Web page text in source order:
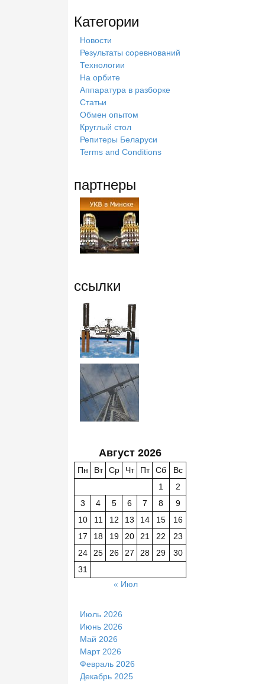
Категории
Новости
Результаты соревнований
Технологии
На орбите
Аппаратура в разборке
Статьи
Обмен опытом
Круглый стол
Репитеры Беларуси
Terms and Conditions
партнеры
ссылки
Август 2026
Пн Вт Ср Чт Пт Сб
Вс
1
2
3
4 5 6 7 8
9
10
11 12 13 14 15
16
17
18 19 20 21 22
23
24
25 26 27 28 29
30
31
« Июл
Июль 2026
Июнь 2026
Май 2026
Март 2026
Февраль 2026
Декабрь 2025